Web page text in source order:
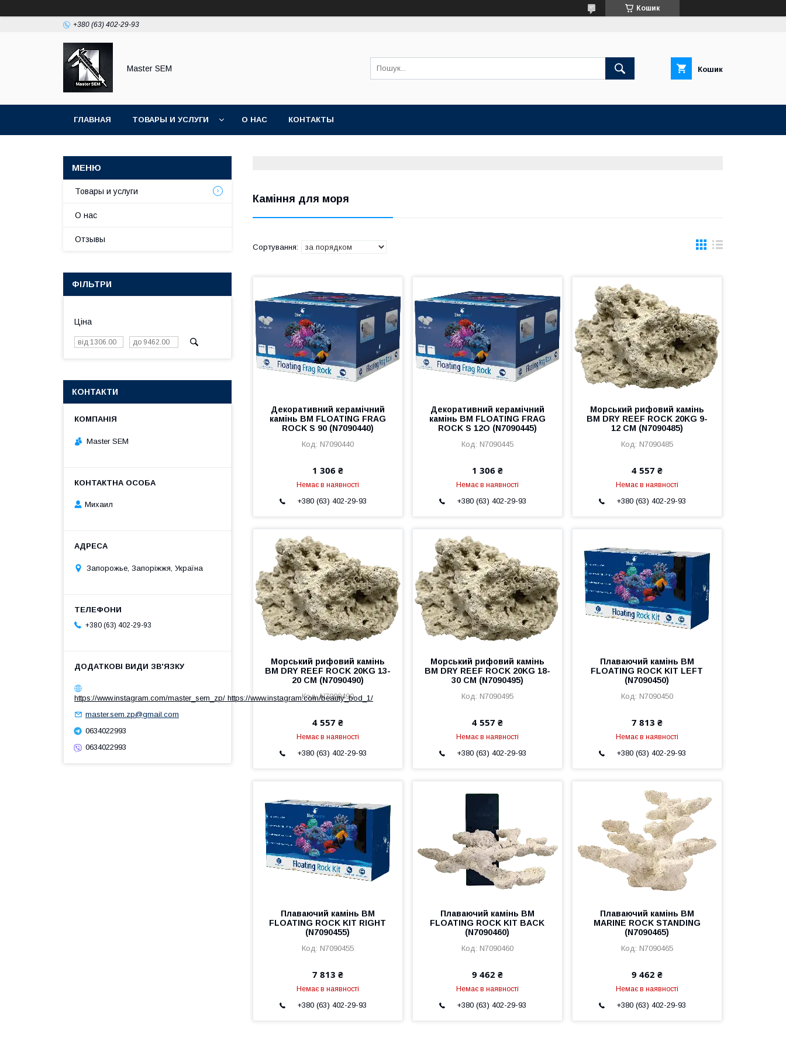
Кошик
+380 (63) 402-29-93
Master SEM Кошик
ГЛАВНАЯ ТОВАРЫ И УСЛУГИ О НАС КОНТАКТЫ
Каміння для моря
Декоративний керамічний
камінь BM FLOATING FRAG
ROCK S 90 (N7090440)
N7090440
1 306 ₴
Немає в наявності
+380 (63) 402-29-93
Декоративний керамічний
камінь BM FLOATING FRAG
ROCK S 12O (N7090445)
N7090445
1 306 ₴
Немає в наявності
+380 (63) 402-29-93
Морський рифовий камінь
BM DRY REEF ROCK 20KG 9-
12 CM (N7090485)
N7090485
4 557 ₴
Немає в наявності
+380 (63) 402-29-93
Морський рифовий камінь
BM DRY REEF ROCK 20KG 13-
20 CM (N7090490)
N7090490
4 557 ₴
Немає в наявності
+380 (63) 402-29-93
Морський рифовий камінь
BM DRY REEF ROCK 20KG 18-
30 CM (N7090495)
N7090495
4 557 ₴
Немає в наявності
+380 (63) 402-29-93
Плаваючий камінь BM
FLOATING ROCK KIT LEFT
(N7090450)
N7090450
7 813 ₴
Немає в наявності
+380 (63) 402-29-93
Плаваючий камінь BM
FLOATING ROCK KIT RIGHT
(N7090455)
N7090455
7 813 ₴
Немає в наявності
+380 (63) 402-29-93
Плаваючий камінь BM
FLOATING ROCK KIT BACK
(N7090460)
N7090460
9 462 ₴
Немає в наявності
+380 (63) 402-29-93
Плаваючий камінь BM
MARINE ROCK STANDING
(N7090465)
N7090465
9 462 ₴
Немає в наявності
+380 (63) 402-29-93
Товары и услуги
О нас
Отзывы
ФІЛЬТРИ
Ціна
КОНТАКТИ
Master SEM
Михаил
Запорожье, Запоріжжя, Україна
+380 (63) 402-29-93
https://www.instagram.com/master_sem_zp/ https://www.instagram.com/beauty_bod_1/
master.sem.zp@gmail.com
0634022993
0634022993